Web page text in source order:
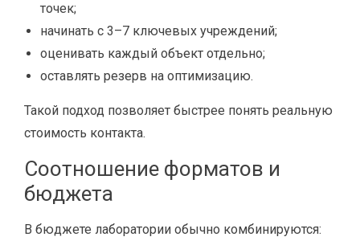
точек;
начинать с 3–7 ключевых учреждений;
оценивать каждый объект отдельно;
оставлять резерв на оптимизацию.
Такой подход позволяет быстрее понять реальную
стоимость контакта.
Соотношение форматов и
бюджета
В бюджете лаборатории обычно комбинируются: